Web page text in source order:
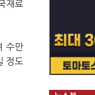
재료
수만
정도